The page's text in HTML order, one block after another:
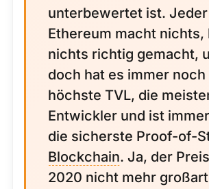
unterbewertet ist.
Ethereum macht nichts,
nichts richtig gemacht,
doch hat es immer noch
höchste TVL, die
Entwickler und ist
die sicherste Proof-of-
Blockchain. Ja, der
2020 nicht mehr